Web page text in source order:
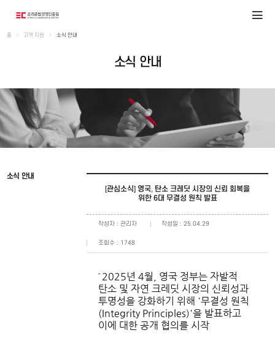
홈 고객 지원 소식 안내
소식 안내
소식 안내
[관심소식] 영국, 탄소 크레딧 시장의 신뢰 회복을
위한 6대 무결성 원칙 발표
작성자 : 관리자 작성일 : 25.04.29
조회수 : 1748
​- 2025년 4월, 영국 정부는 자발적
탄소 및 자연 크레딧 시장의 신뢰성과
투명성을 강화하기 위해 '무결성 원칙
(Integrity Principles)'을 발표하고
이에 대한 공개 협의를 시작